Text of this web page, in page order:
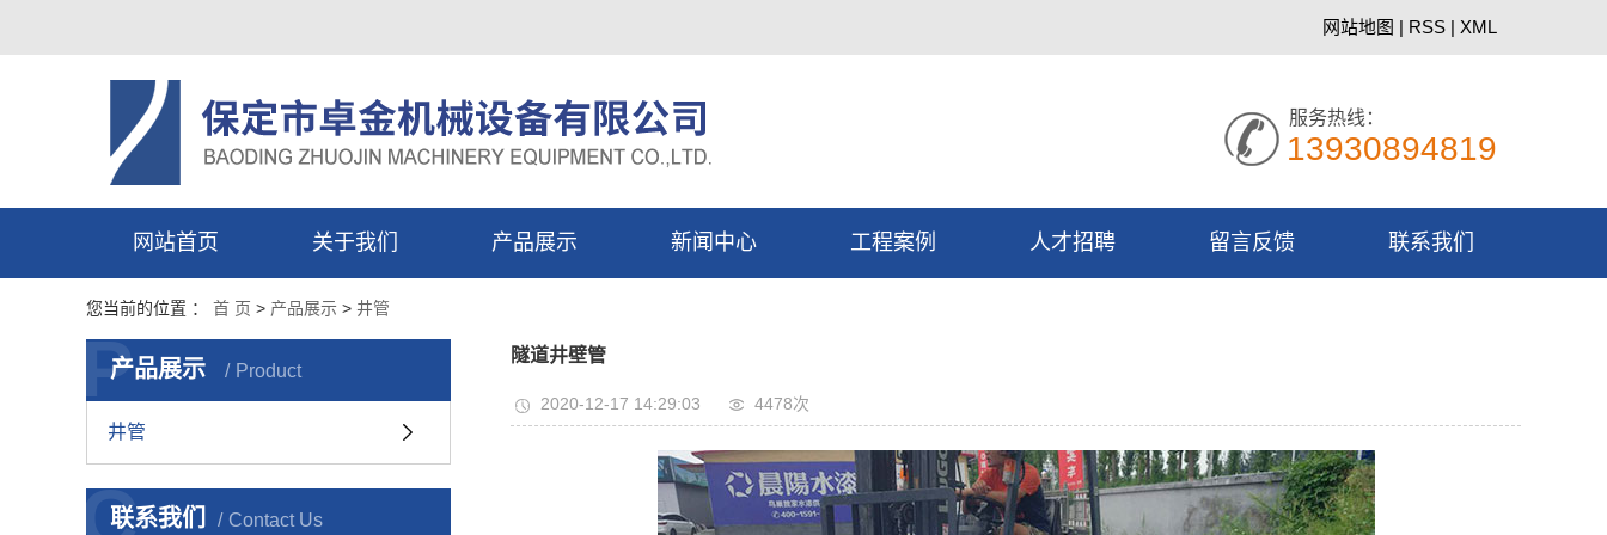
网站地图 | RSS | XML
服务热线：
13930894819
网站首页 关于我们
公司简介
产品展示 新闻中心 工程案例 人才招聘 留言反馈 联系我们
您当前的位置 ： 首 页 > 产品展示 > 井管
产品展示 Product
P
井管
联系我们 Contact Us
隧道井壁管
2020-12-17 14:29:03 4478次